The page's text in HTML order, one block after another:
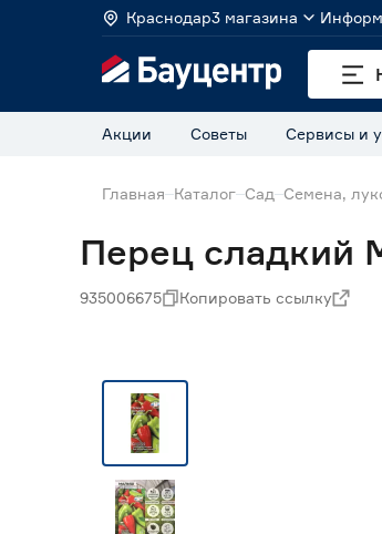
Краснодар3 магазина
Акции Советы Сервисы и
Главная Каталог Сад Семена,
Перец сладкий
935006675 Копировать ссылку